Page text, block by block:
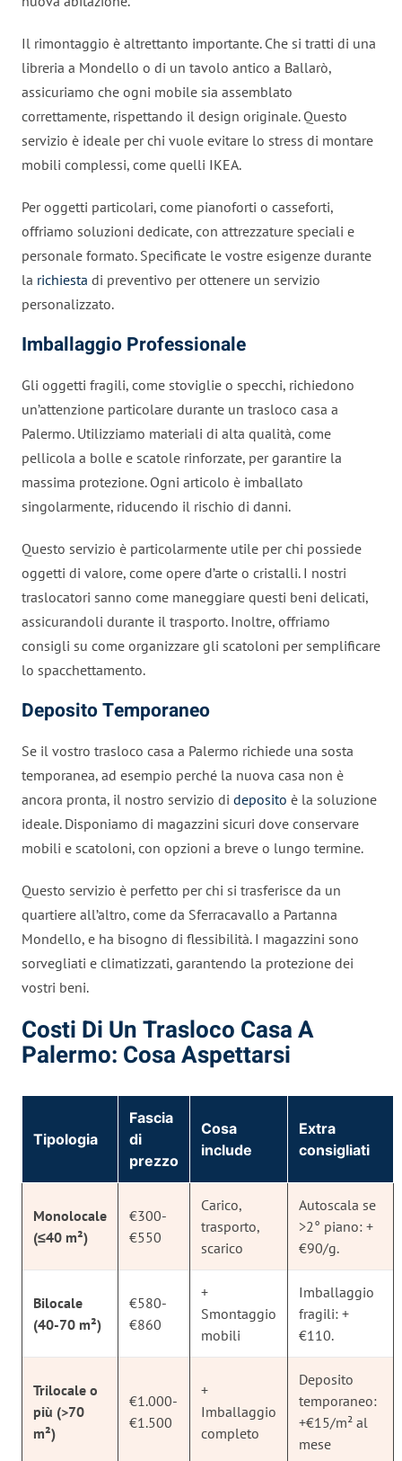
Il rimontaggio è altrettanto importante. Che si tratti di una
libreria a Mondello o di un tavolo antico a Ballarò,
assicuriamo che ogni mobile sia assemblato
correttamente, rispettando il design originale. Questo
servizio è ideale per chi vuole evitare lo stress di montare
mobili complessi, come quelli IKEA.
Per oggetti particolari, come pianoforti o casseforti,
offriamo soluzioni dedicate, con attrezzature speciali e
personale formato. Specificate le vostre esigenze durante
la richiesta di preventivo per ottenere un servizio
personalizzato.
Imballaggio Professionale
Gli oggetti fragili, come stoviglie o specchi, richiedono
un’attenzione particolare durante un trasloco casa a
Palermo. Utilizziamo materiali di alta qualità, come
pellicola a bolle e scatole rinforzate, per garantire la
massima protezione. Ogni articolo è imballato
singolarmente, riducendo il rischio di danni.
Questo servizio è particolarmente utile per chi possiede
oggetti di valore, come opere d’arte o cristalli. I nostri
traslocatori sanno come maneggiare questi beni delicati,
assicurandoli durante il trasporto. Inoltre, offriamo
consigli su come organizzare gli scatoloni per semplificare
lo spacchettamento.
Deposito Temporaneo
Se il vostro trasloco casa a Palermo richiede una sosta
temporanea, ad esempio perché la nuova casa non è
ancora pronta, il nostro servizio di deposito è la soluzione
ideale. Disponiamo di magazzini sicuri dove conservare
mobili e scatoloni, con opzioni a breve o lungo termine.
Questo servizio è perfetto per chi si trasferisce da un
quartiere all’altro, come da Sferracavallo a Partanna
Mondello, e ha bisogno di flessibilità. I magazzini sono
sorvegliati e climatizzati, garantendo la protezione dei
vostri beni.
Costi Di Un Trasloco Casa A
Palermo: Cosa Aspettarsi
Tipologia
Fascia
di
prezzo
Cosa
include
Extra
consigliati
Monolocale
(≤40 m²)
€300-
€550
Carico,
trasporto,
scarico
Autoscala se
>2° piano: +
€90/g.
Bilocale
(40-70 m²)
€580-
€860
+
Smontaggio
mobili
Imballaggio
fragili: +
€110.
Trilocale o
più (>70
m²)
€1.000-
€1.500
+
Imballaggio
completo
Deposito
temporaneo:
+€15/m² al
mese